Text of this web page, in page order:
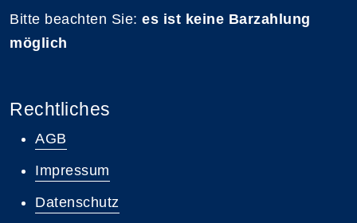
Bitte beachten Sie: es ist keine Barzahlung
möglich
Rechtliches
AGB
Impressum
Datenschutz